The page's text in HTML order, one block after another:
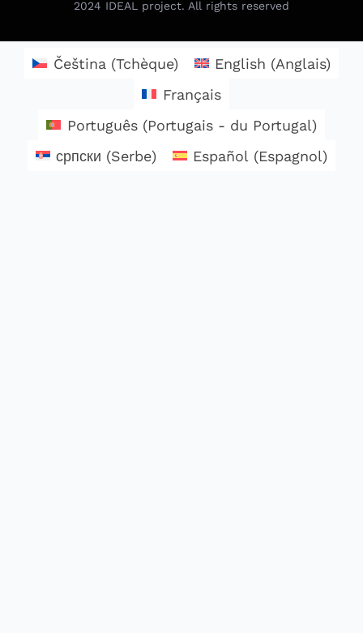
2024 IDEAL project. All rights reserved
Čeština (Tchèque) English (Anglais)
Français
Português(Portugais - du Portugal)
српски (Serbe) Español (Espagnol)